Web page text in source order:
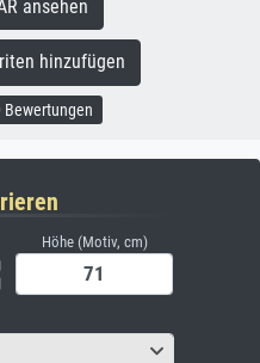
ansehen
hinzufügen
Bewertungen
Höhe (Motiv, cm)